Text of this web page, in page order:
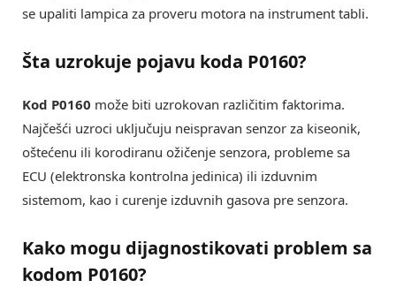
se upaliti lampica za proveru motora na instrument tabli.
Šta uzrokuje pojavu koda P0160?
Kod P0160 može biti uzrokovan različitim faktorima.
Najčešći uzroci uključuju neispravan senzor za kiseonik,
oštećenu ili korodiranu ožičenje senzora, probleme sa
ECU (elektronska kontrolna jedinica) ili izduvnim
sistemom, kao i curenje izduvnih gasova pre senzora.
Kako mogu dijagnostikovati problem sa
kodom P0160?